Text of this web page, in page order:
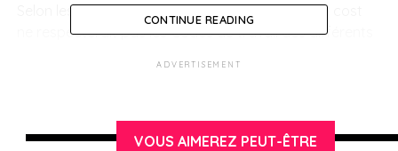
Selon les employés, la compagnie irlandaise low cost
ne respecterait pas les Codes du travail des différents
Belgique, au Portugal, en Italie et en Espagne.
CONTINUE READING
ADVERTISEMENT
VOUS AIMEREZ PEUT-ÊTRE